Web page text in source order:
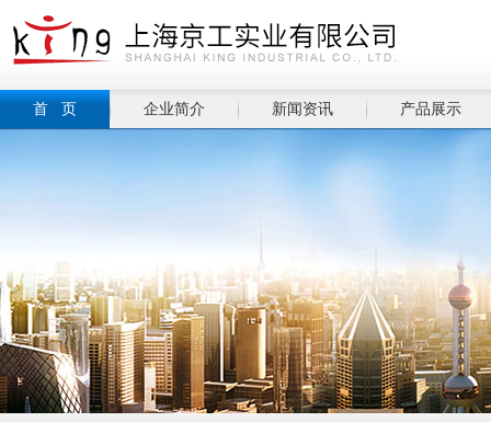
首 页 企业简介 新闻资讯 产品展示